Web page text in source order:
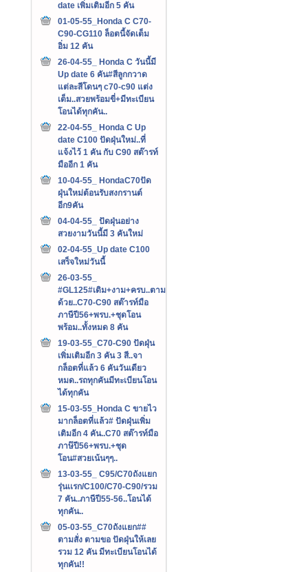
date เพิ่มเติมอีก 5 คัน
01-05-55_Honda C C70-
C90-CG110 ล็อตนี้จัดเต็ม
อิ่ม 12 คัน
26-04-55_ Honda C วันนี้มี
Up date 6 คัน#สีลูกกวาด
แต่ละสีโดนๆ c70-c90 แต่ง
เต็ม..สวยพร้อมขี่+มีทะเบียน
โอนได้ทุกคัน..
22-04-55_ Honda C Up
date C100 ปัดฝุ่นใหม่..ที่
แจ้งไว้ 1 คัน กับ C90 สต๊ารท์
มืออีก 1 คัน
10-04-55_ HondaC70ปัด
ฝุ่นใหม่ต้อนรับสงกรานต์
อีก9คัน
04-04-55_ ปัดฝุ่นอย่าง
สวยงามวันนี้มี 3 คันใหม่
02-04-55_Up date C100
เสร็จใหม่วันนี้
26-03-55_
#GL125#เดิม+งาม+ครบ..ตาม
ด้วย..C70-C90 สต๊ารท์มือ
ภาษีปี56+พรบ.+ชุดโอน
พร้อม..ทั้งหมด 8 คัน
19-03-55_C70-C90 ปัดฝุ่น
เพิ่มเติมอีก 3 คัน 3 สี..จา
กล็อตที่แล้ว 6 คันวันเดียว
หมด..รถทุกคันมีทะเบียนโอน
ได้ทุกคัน
15-03-55_Honda C ขายไว
มากล็อตที่แล้ว# ปัดฝุ่นเพิ่ม
เติมอีก 4 คัน..C70 สต๊ารท์มือ
ภาษ๊ปี56+พรบ.+ชุด
โอน#สวยเน้นๆๆ..
13-03-55_ C95/C70ถังแยก
รุ่นเเรก/C100/C70-C90/รวม
7 คัน..ภาษีปี55-56..โอนได้
ทุกคัน..
05-03-55_C70ถังแยก##
ตามสั่ง ตามขอ ปัดฝุ่นให้เลย
รวม 12 คัน มีทะเบียนโอนได้
ทุกคัน!!